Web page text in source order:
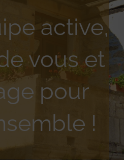
active,
vous et
pour
!